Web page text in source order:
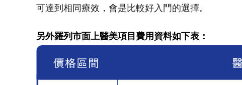
可達到相同療效，會是比較好入門的選擇。
另外羅列市面上醫美項目費用資料如下表：